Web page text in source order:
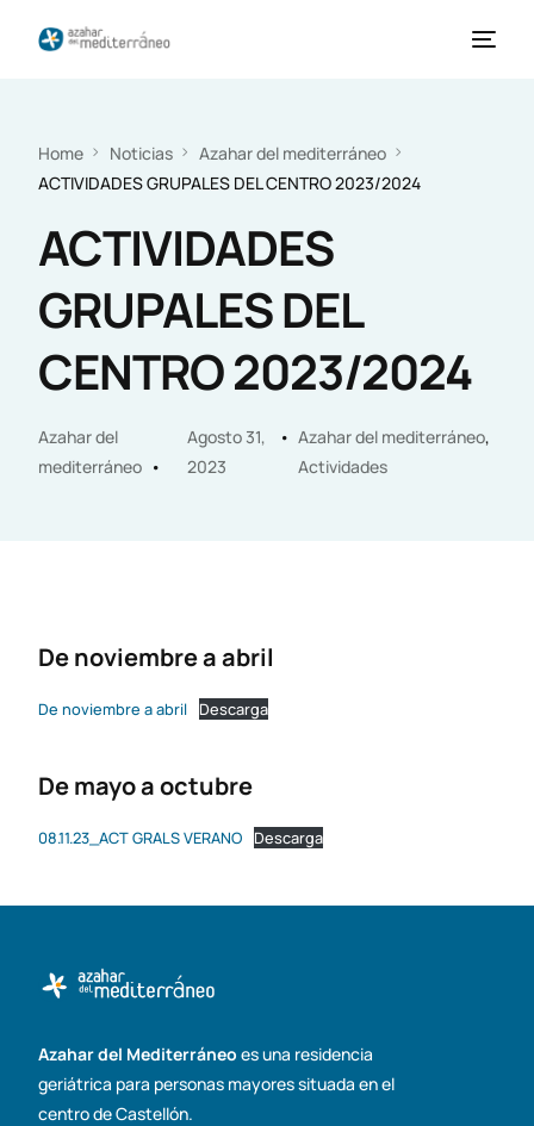
Home Noticias
Azahar del mediterráneo
ACTIVIDADES GRUPALES DEL CENTRO 2023/2024
ACTIVIDADES
GRUPALES DEL
CENTRO 2023/2024
Azahar del
mediterráneo
Agosto 31,
2023
Azahar del mediterráneo,
Actividades
De noviembre a abril
De noviembre a abril Descarga
De mayo a octubre
08.11.23_ACT GRALS VERANO Descarga
Azahar del Mediterráneo es una residencia
geriátrica para personas mayores situada en el
centro de Castellón.